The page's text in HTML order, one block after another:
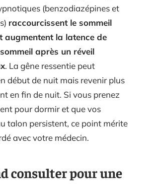
(benzodiazépines et
raccourcissent le sommeil
augmentent la latence de
après un réveil
. La gêne ressentie peut
début de nuit mais revenir plus
en fin de nuit. Si vous prenez
pour dormir et que vos
talon persistent, ce point mérite
avec votre médecin.
consulter pour une